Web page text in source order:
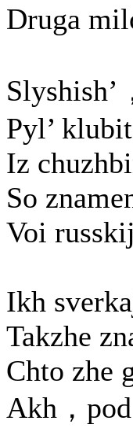
Druga
Slyshish’
Pyl’
Iz
So
Voi
Ikh
Takzhe
Chto zhe
Akh，